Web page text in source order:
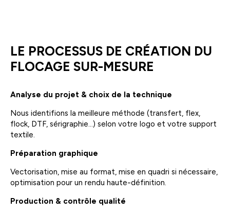
LE PROCESSUS DE CRÉATION DU
FLOCAGE SUR-MESURE
Analyse du projet & choix de la technique
Nous identifions la meilleure méthode (transfert, flex,
flock, DTF, sérigraphie…) selon votre logo et votre support
textile.
Préparation graphique
Vectorisation, mise au format, mise en quadri si nécessaire,
optimisation pour un rendu haute-définition.
Production & contrôle qualité